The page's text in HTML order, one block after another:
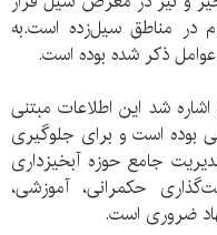
در مناطق سیل‌زده است.به
ذکر شده بوده است.
شد این اطلاعات مبتنی
بوده است و برای جلوگیری
جامع حوزه آبخیزداری
حکمرانی، آموزشی،
ضروری است.